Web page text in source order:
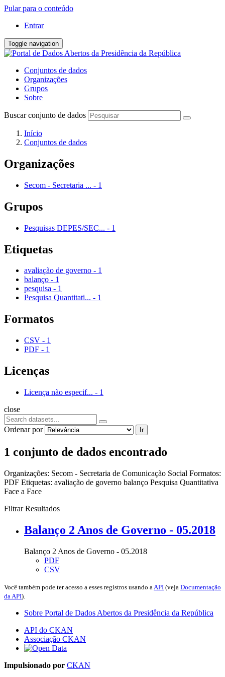
Pular para o conteúdo
Entrar
Toggle navigation
Conjuntos de dados
Organizações
Grupos
Sobre
Buscar conjunto de dados
Início
Conjuntos de dados
Organizações
Secom - Secretaria ... - 1
Grupos
Pesquisas DEPES/SEC... - 1
Etiquetas
avaliação de governo - 1
balanço - 1
pesquisa - 1
Pesquisa Quantitati... - 1
Formatos
CSV - 1
PDF - 1
Licenças
Licença não especif... - 1
close
Ordenar por Ir
1 conjunto de dados encontrado
Organizações: Secom - Secretaria de Comunicação Social Formatos:
PDF Etiquetas: avaliação de governo balanço Pesquisa Quantitativa
Face a Face
Filtrar Resultados
Balanço 2 Anos de Governo - 05.2018
Balanço 2 Anos de Governo - 05.2018
PDF
CSV
Você também pode ter acesso a esses registros usando a API (veja Documentação
da API).
Sobre Portal de Dados Abertos da Presidência da República
API do CKAN
Associação CKAN
Impulsionado por CKAN